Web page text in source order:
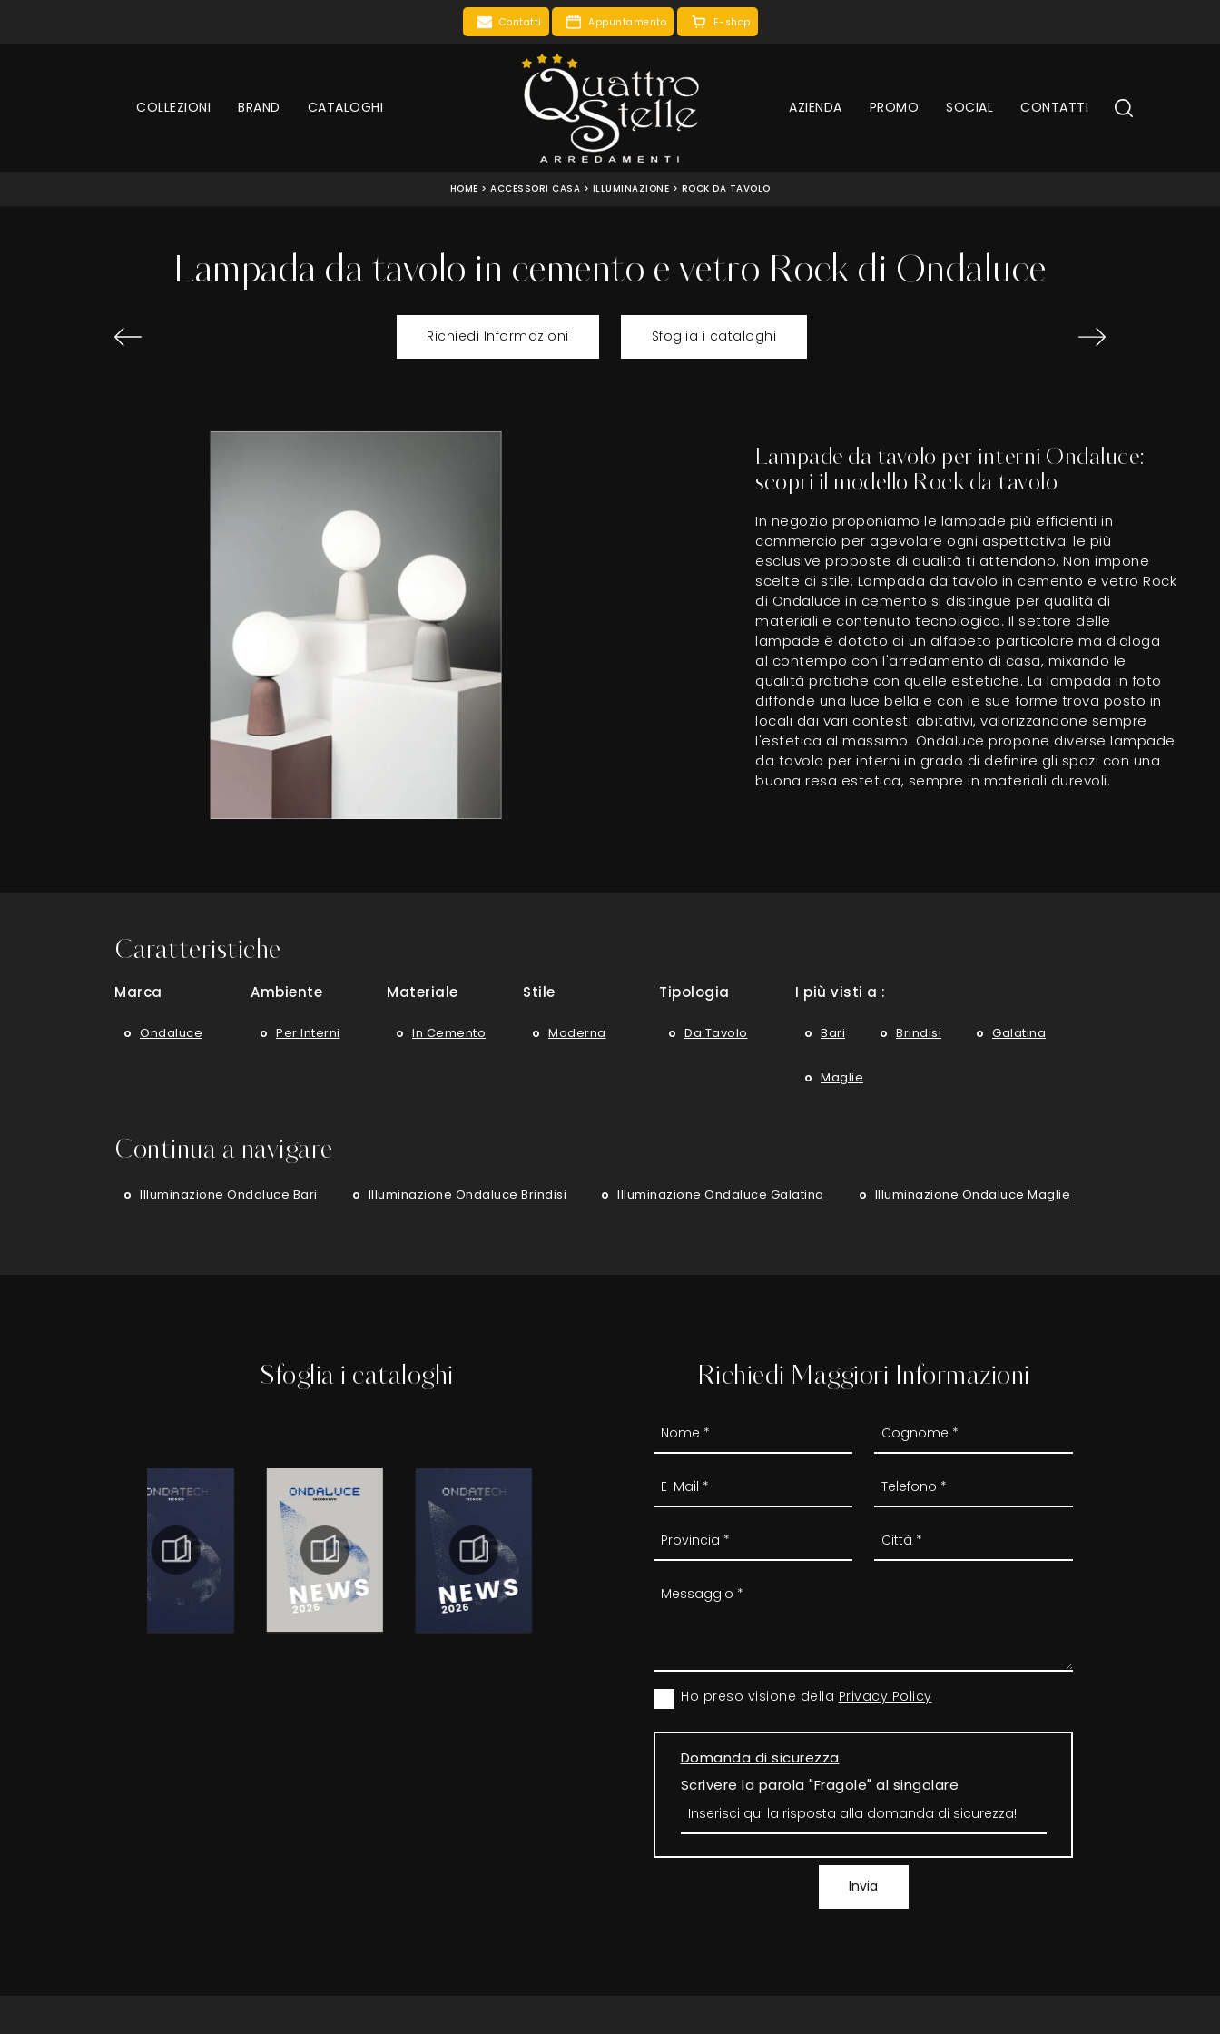
Contatti Appuntamento E-shop
COLLEZIONI BRAND CATALOGHI AZIENDA PROMO SOCIAL CONTATTI
HOME > ACCESSORI CASA > ILLUMINAZIONE > ROCK DA TAVOLO
Lampada da tavolo in cemento e vetro Rock di Ondaluce
Richiedi Informazioni Sfoglia i cataloghi
Lampade da tavolo per interni Ondaluce:
scopri il modello Rock da tavolo
In negozio proponiamo le lampade più efficienti in
commercio per agevolare ogni aspettativa: le più
esclusive proposte di qualità ti attendono. Non impone
scelte di stile: Lampada da tavolo in cemento e vetro Rock
di Ondaluce in cemento si distingue per qualità di
materiali e contenuto tecnologico. Il settore delle
lampade è dotato di un alfabeto particolare ma dialoga
al contempo con l'arredamento di casa, mixando le
qualità pratiche con quelle estetiche. La lampada in foto
diffonde una luce bella e con le sue forme trova posto in
locali dai vari contesti abitativi, valorizzandone sempre
l'estetica al massimo. Ondaluce propone diverse lampade
da tavolo per interni in grado di definire gli spazi con una
buona resa estetica, sempre in materiali durevoli.
Caratteristiche
Marca
Ondaluce
Ambiente
Per Interni
Materiale
In Cemento
Stile
Moderna
Tipologia
Da Tavolo
I più visti a :
Bari Brindisi Galatina
Maglie
Continua a navigare
Illuminazione Ondaluce Bari Illuminazione Ondaluce Brindisi Illuminazione Ondaluce Galatina Illuminazione Ondaluce Maglie
Sfoglia i cataloghi Richiedi Maggiori Informazioni
Ho preso visione della Privacy Policy
Domanda di sicurezza
Scrivere la parola "Fragole" al singolare
Invia